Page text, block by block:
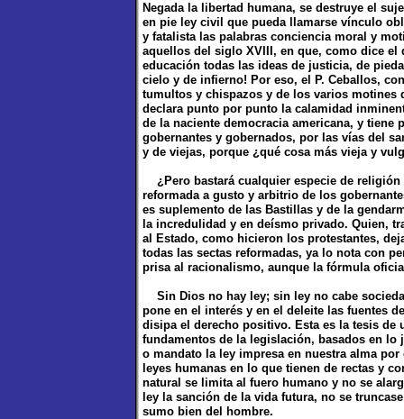
Negada la libertad humana, se destruye el
en pie ley civil que pueda llamarse vínculo
y fatalista las palabras conciencia moral y
aquellos del siglo XVIII, en que, como dice
educación todas las ideas de justicia, de
cielo y de infierno! Por eso, el P. Ceballos,
tumultos y chispazos y de los varios motines
declara punto por punto la calamidad
de la naciente democracia americana, y tiene
gobernantes y gobernados, por las vías del
y de viejas, porque ¿qué cosa más vieja y
¿Pero bastará cualquier especie de
reformada a gusto y arbitrio de los
es suplemento de las Bastillas y de la
la incredulidad y en deísmo privado. Quien,
al Estado, como hicieron los protestantes,
todas las sectas reformadas, ya lo nota con
prisa al racionalismo, aunque la fórmula
Sin Dios no hay ley; sin ley no cabe
pone en el interés y en el deleite las fuentes
disipa el derecho positivo. Esta es la tesis de
fundamentos de la legislación, basados en
o mandato la ley impresa en nuestra alma
leyes humanas en lo que tienen de rectas y
natural se limita al fuero humano y no se
ley la sanción de la vida futura, no se
sumo bien del hombre.